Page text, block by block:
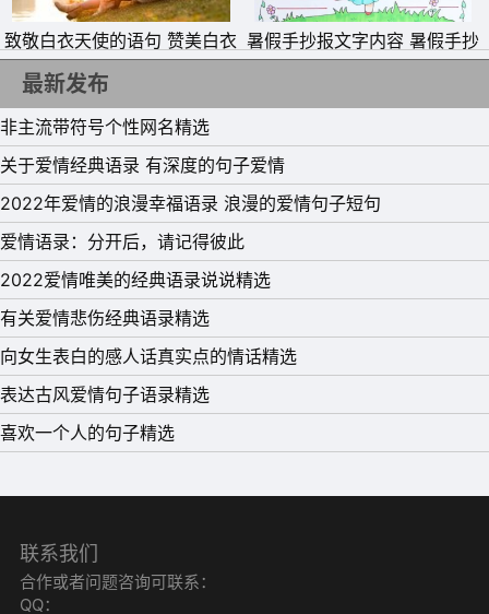
致敬白衣天使的语句 赞美白衣
天使一句话
暑假手抄报文字内容 暑假手抄
报简单又好看
最新发布
非主流带符号个性网名精选
关于爱情经典语录 有深度的句子爱情
2022年爱情的浪漫幸福语录 浪漫的爱情句子短句
爱情语录：分开后，请记得彼此
2022爱情唯美的经典语录说说精选
有关爱情悲伤经典语录精选
向女生表白的感人话真实点的情话精选
表达古风爱情句子语录精选
喜欢一个人的句子精选
联系我们
合作或者问题咨询可联系：
QQ：